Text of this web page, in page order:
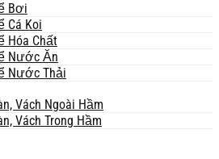
Bơi
Cá Koi
Hóa Chất
Nước Ăn
Nước Thải
Vách Ngoài Hầm
Vách Trong Hầm